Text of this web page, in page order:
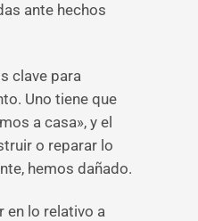
ante hechos
clave para
Uno tiene que
a casa», y el
o reparar lo
hemos dañado.
en lo relativo a